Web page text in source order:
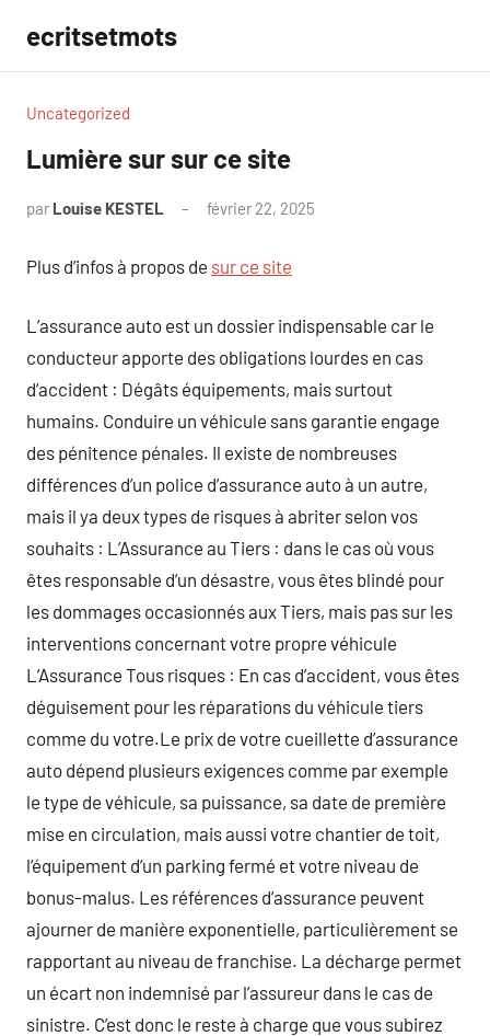
contenu
ecritsetmots
Uncategorized
Lumière sur sur ce site
par Louise KESTEL février 22, 2025
Plus d’infos à propos de sur ce site
L’assurance auto est un dossier indispensable car le
conducteur apporte des obligations lourdes en cas
d’accident : Dégâts équipements, mais surtout
humains. Conduire un véhicule sans garantie engage
des pénitence pénales. Il existe de nombreuses
différences d’un police d’assurance auto à un autre,
mais il ya deux types de risques à abriter selon vos
souhaits : L’Assurance au Tiers : dans le cas où vous
êtes responsable d’un désastre, vous êtes blindé pour
les dommages occasionnés aux Tiers, mais pas sur les
interventions concernant votre propre véhicule
L’Assurance Tous risques : En cas d’accident, vous êtes
déguisement pour les réparations du véhicule tiers
comme du votre.Le prix de votre cueillette d’assurance
auto dépend plusieurs exigences comme par exemple
le type de véhicule, sa puissance, sa date de première
mise en circulation, mais aussi votre chantier de toit,
l’équipement d’un parking fermé et votre niveau de
bonus-malus. Les références d’assurance peuvent
ajourner de manière exponentielle, particulièrement se
rapportant au niveau de franchise. La décharge permet
un écart non indemnisé par l’assureur dans le cas de
sinistre. C’est donc le reste à charge que vous subirez